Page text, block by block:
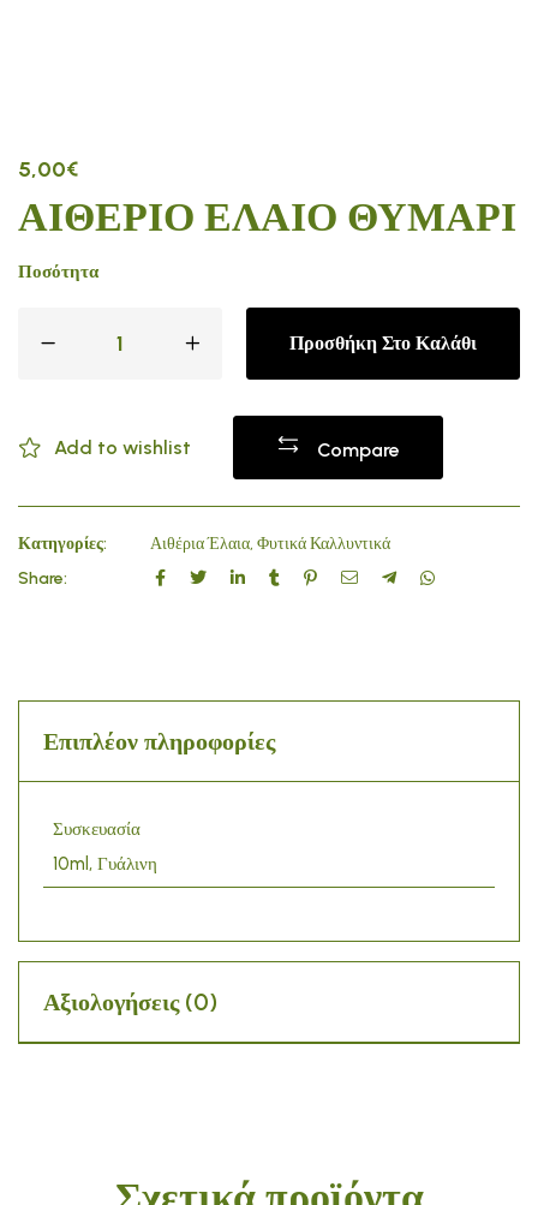
5,00€
ΑΙΘΕΡΙΟ ΕΛΑΙΟ ΘΥΜΑΡΙ
Ποσότητα
Προσθήκη Στο Καλάθι
Add to wishlist Compare
Κατηγορίες: Αιθέρια Έλαια, Φυτικά Καλλυντικά
Share:
Επιπλέον πληροφορίες
Συσκευασία
10ml, Γυάλινη
Αξιολογήσεις (0)